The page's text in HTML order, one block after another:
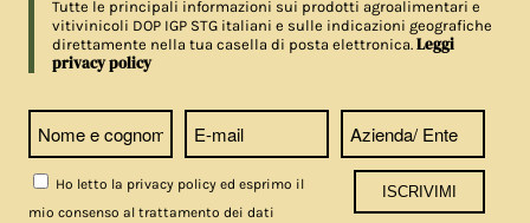
Tutte le principali informazioni sui prodotti agroalimentari e
vitivinicoli DOP IGP STG italiani e sulle indicazioni geografiche
direttamente nella tua casella di posta elettronica.Leggi
privacy policy
Ho letto la privacy policy ed esprimo il
mio consenso al trattamento dei dati